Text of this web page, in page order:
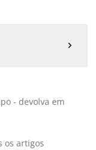

- devolva em
os artigos